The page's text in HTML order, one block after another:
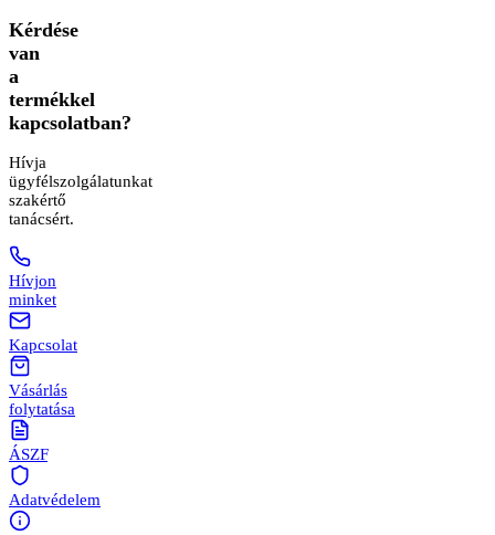
Kérdése
van
a
termékkel
kapcsolatban?
Hívja
ügyfélszolgálatunkat
szakértő
tanácsért.
Hívjon
minket
Kapcsolat
Vásárlás
folytatása
ÁSZF
Adatvédelem